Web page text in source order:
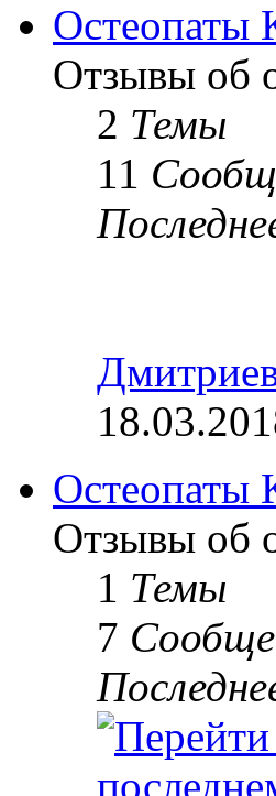
Остеопаты
Отзывы об
2 Темы
11
Остеопаты
Отзывы об
1 Темы
7